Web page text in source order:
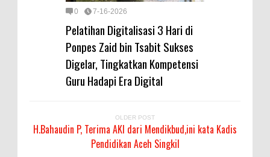
0 7-16-2026
Pelatihan Digitalisasi 3 Hari di
Ponpes Zaid bin Tsabit Sukses
Digelar, Tingkatkan Kompetensi
Guru Hadapi Era Digital
OLDER POST
H.Bahaudin P, Terima AKI dari Mendikbud,ini kata Kadis
Pendidikan Aceh Singkil